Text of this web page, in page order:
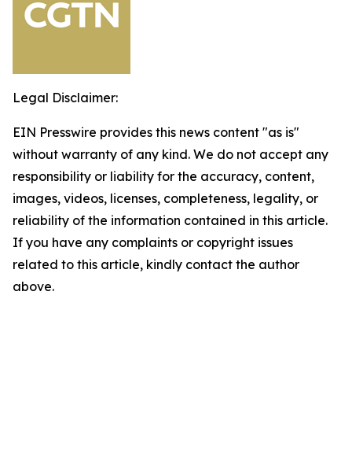
Legal Disclaimer:
EIN Presswire provides this news content "as is"
without warranty of any kind. We do not accept any
responsibility or liability for the accuracy, content,
images, videos, licenses, completeness, legality, or
reliability of the information contained in this article.
If you have any complaints or copyright issues
related to this article, kindly contact the author
above.